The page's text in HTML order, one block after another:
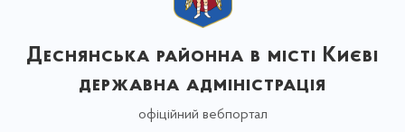
Деснянська районна в місті Києві
державна адміністрація
офіційний вебпортал